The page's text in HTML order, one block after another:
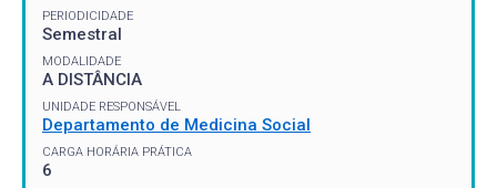
PERIODICIDADE
Semestral
MODALIDADE
A DISTÂNCIA
UNIDADE RESPONSÁVEL
Departamento de Medicina Social
CARGA HORÁRIA PRÁTICA
6